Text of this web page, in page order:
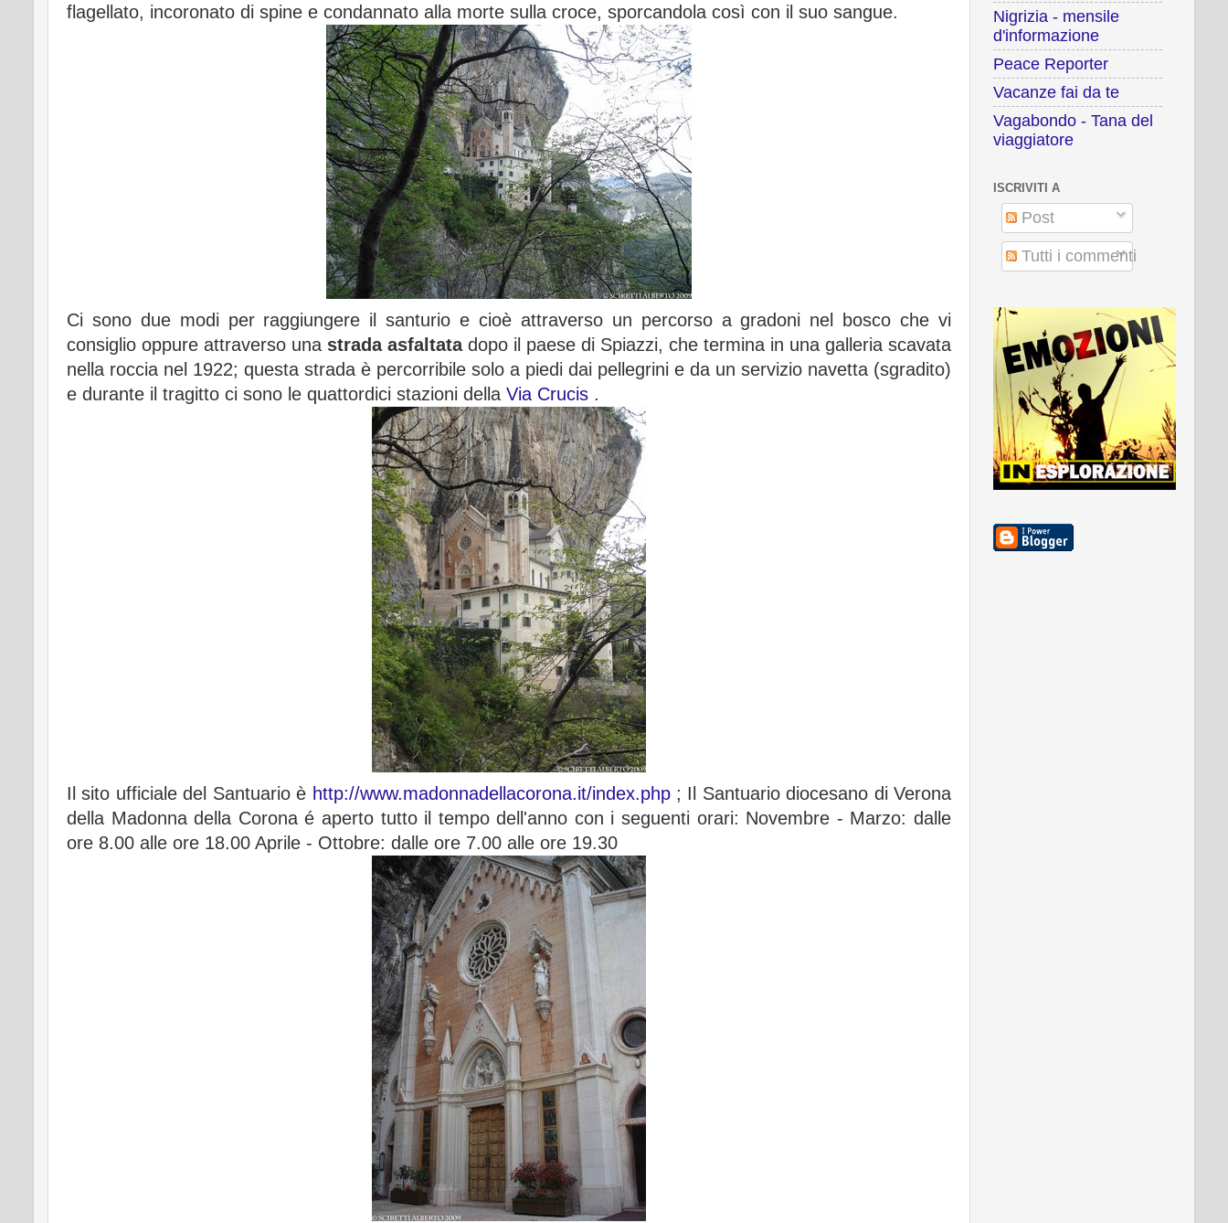
flagellato, incoronato di spine e condannato alla morte sulla croce, sporcandola così con il suo sangue.
Ci sono due modi per raggiungere il santurio e cioè attraverso un percorso a gradoni nel bosco che vi
consiglio oppure attraverso una strada asfaltatadopo il paese di Spiazzi, che termina in una galleria scavata
nella roccia nel 1922; questa strada è percorribile solo a piedi dai pellegrini e da un servizio navetta (sgradito)
e durante il tragitto ci sono le quattordici stazioni della Via Crucis .
Il sito ufficiale del Santuario è http://www.madonnadellacorona.it/index.php; Il Santuario diocesano di Verona
della Madonna della Corona é aperto tutto il tempo dell'anno con i seguenti orari: Novembre - Marzo: dalle
ore 8.00 alle ore 18.00 Aprile - Ottobre: dalle ore 7.00 alle ore 19.30
Nigrizia - mensile
d'informazione
Peace Reporter
Vacanze fai da te
Vagabondo - Tana del
viaggiatore
ISCRIVITI A
Post
Tutti i commenti